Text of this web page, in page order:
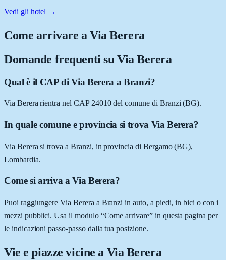
Vedi gli hotel →
Come arrivare aVia Berera
Domande frequenti su Via Berera
Qual è il CAP di Via Berera a Branzi?
Via Berera rientra nel CAP 24010 del comune di Branzi (BG).
In quale comune e provincia si trova Via Berera?
Via Berera si trova a Branzi, in provincia di Bergamo (BG),
Lombardia.
Come si arriva a Via Berera?
Puoi raggiungere Via Berera a Branzi in auto, a piedi, in bici o con i
mezzi pubblici. Usa il modulo “Come arrivare” in questa pagina per
le indicazioni passo-passo dalla tua posizione.
Vie e piazze vicine a Via Berera